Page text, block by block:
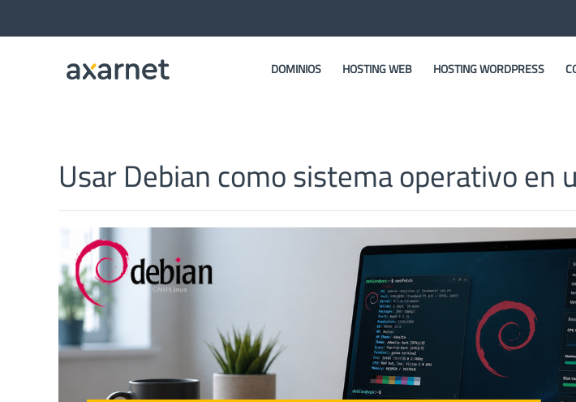
DOMINIOS HOSTING WEB HOSTING WORDPRESS
Usar Debian como sistema operativo en